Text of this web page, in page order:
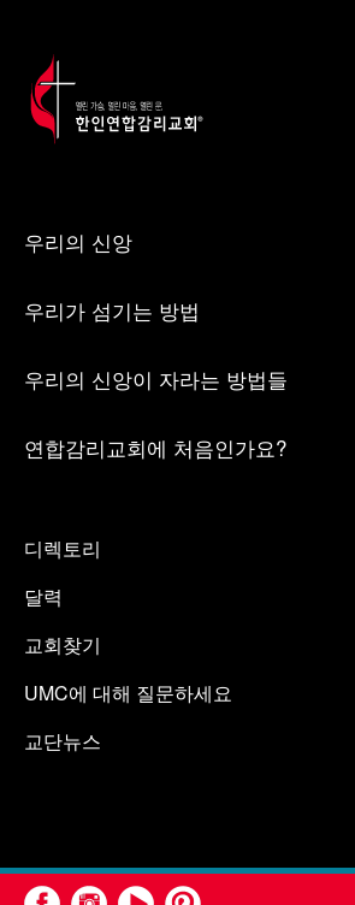
우리의 신앙
우리가 섬기는 방법
우리의 신앙이 자라는 방법들
연합감리교회에 처음인가요?
디렉토리
달력
교회찾기
UMC에 대해 질문하세요
교단뉴스